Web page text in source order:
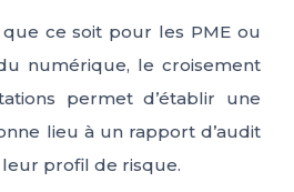
ce soit pour les PME ou
numérique, le croisement
permet d’établir une
lieu à un rapport d’audit
leur profil de risque.